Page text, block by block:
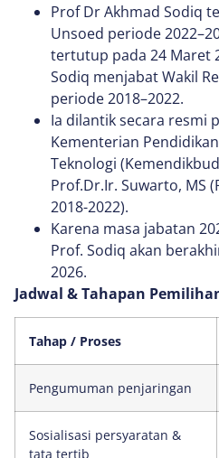
Prof Dr Akhmad Sodiq
Unsoed periode
tertutup pada 24 Maret
Sodiq menjabat Wakil
periode 2018–2022.
Ia dilantik secara resmi
Kementerian
Teknologi
Prof.Dr.Ir. Suwarto, MS
2018-2022).
Karena masa jabatan
Prof. Sodiq akan
2026.
Jadwal & Tahapan
Tahap / Proses
Pengumuman penjaringan
Sosialisasi persyaratan &
tata tertib